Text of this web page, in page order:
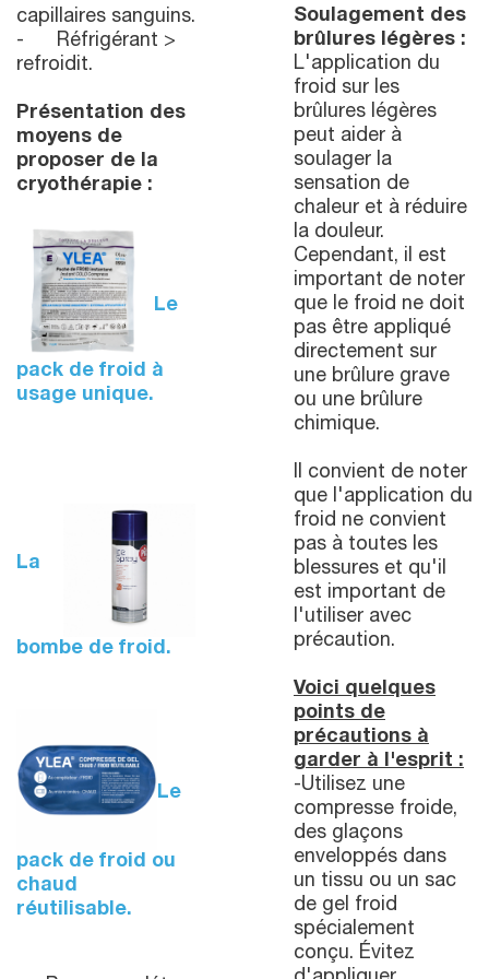
capillaires sanguins.
- Réfrigérant >
refroidit.
Présentation des
moyens de
proposer de la
cryothérapie :
Le
pack de froid à
usage unique.
La
bombe de froid.
Le
pack de froid ou
chaud
réutilisable.
Soulagement des
brûlures légères :
L'application du
froid sur les
brûlures légères
peut aider à
soulager la
sensation de
chaleur et à réduire
la douleur.
Cependant, il est
important de noter
que le froid ne doit
pas être appliqué
directement sur
une brûlure grave
ou une brûlure
chimique.
Il convient de noter
que l'application du
froid ne convient
pas à toutes les
blessures et qu'il
est important de
l'utiliser avec
précaution.
Voici quelques
points de
précautions à
garder à l'esprit :
-Utilisez une
compresse froide,
des glaçons
enveloppés dans
un tissu ou un sac
de gel froid
spécialement
conçu. Évitez